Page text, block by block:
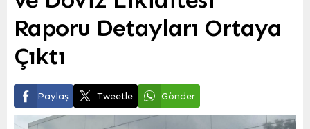
Raporu Detayları Ortaya
Çıktı
Paylaş Tweetle Gönder